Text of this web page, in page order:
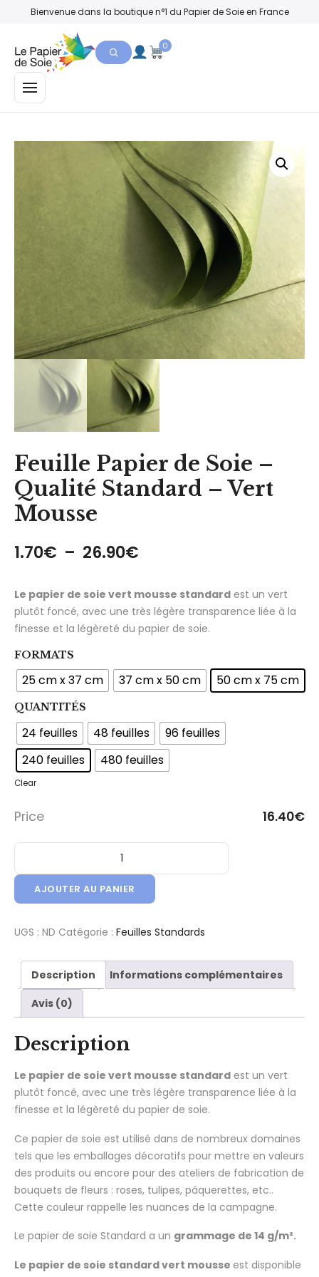
Bienvenue dans la boutique n°1 du Papier de Soie en France
MENU
0
Feuille Papier de Soie –
Qualité Standard – Vert
Mousse
1.70€ – 26.90€
Le papier de soie vert mousse standard est un vert
plutôt foncé, avec une très légère transparence liée à la
finesse et la légèreté du papier de soie.
FORMATS
25 cm x 37 cm 37 cm x 50 cm 50 cm x 75 cm
QUANTITÉS
24 feuilles 48 feuilles
96 feuilles
240 feuilles
480 feuilles
Clear
Price 16.40€
quantité de Feuille Papier de Soie - Qualité Standard - Vert
AJOUTER AU PANIER
UGS : ND Catégorie : Feuilles Standards
Description
Informations complémentaires
Avis (0)
Description
Le papier de soie vert mousse standard est un vert
plutôt foncé, avec une très légère transparence liée à la
finesse et la légèreté du papier de soie.
Ce papier de soie est utilisé dans de nombreux domaines
tels que les emballages décoratifs pour mettre en valeurs
des produits ou encore pour des ateliers de fabrication de
bouquets de fleurs : roses, tulipes, pâquerettes, etc..
Cette couleur rappelle les nuances de la campagne.
Le papier de soie Standard a un grammage de 14 g/m².
Le papier de soie standard vert mousse est disponible